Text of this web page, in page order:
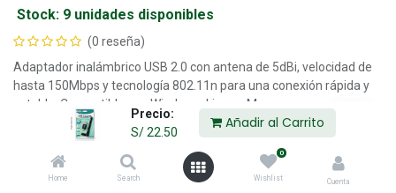
Precio:
S/22.50
Añadir al Carrito
Home Search
0
Wishlist Cuenta
Stock: 9 unidades disponibles
(0 reseña)
Adaptador inalámbrico USB 2.0 con antena de 5dBi, velocidad de
hasta 150Mbps y tecnología 802.11n para una conexión rápida y
estable. Compatible con Windows, Linux y Mac.
22.50